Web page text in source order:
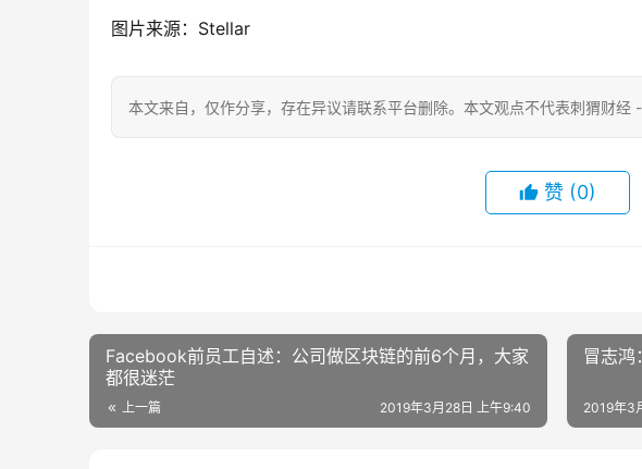
图片来源：Stellar
本文来自 ，仅作分享，存在异议请联系平台删除。本文观点不代表刺猬财经
赞 (0)
Facebook前员工自述：公司做区块链的前6个月，大家
都很迷茫
上一篇 2019年3月28日 上午9:40
冒志
2019年3